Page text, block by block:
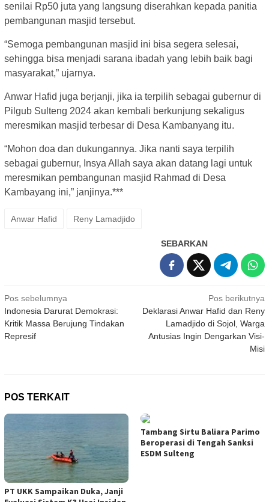
senilai Rp50 juta yang langsung diserahkan kepada panitia
pembangunan masjid tersebut.
“Semoga pembangunan masjid ini bisa segera selesai,
sehingga bisa menjadi sarana ibadah yang lebih baik bagi
masyarakat,” ujarnya.
Anwar Hafid juga berjanji, jika ia terpilih sebagai gubernur di
Pilgub Sulteng 2024 akan kembali berkunjung sekaligus
meresmikan masjid terbesar di Desa Kambanyang itu.
“Mohon doa dan dukungannya. Jika nanti saya terpilih
sebagai gubernur, Insya Allah saya akan datang lagi untuk
meresmikan pembangunan masjid Rahmad di Desa
Kambayang ini,” janjinya.***
Anwar Hafid Reny Lamadjido
SEBARKAN
Navigasi
pos
Pos sebelumnya
Indonesia Darurat Demokrasi:
Kritik Massa Berujung Tindakan
Represif
Pos berikutnya
Deklarasi Anwar Hafid dan Reny
Lamadjido di Sojol, Warga
Antusias Ingin Dengarkan Visi-
Misi
POS TERKAIT
PT UKK Sampaikan Duka, Janji
Tambang Sirtu Baliara Parimo
Beroperasi di Tengah Sanksi
ESDM Sulteng